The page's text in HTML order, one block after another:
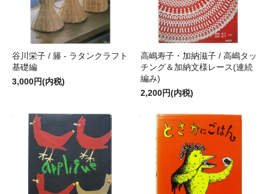
谷川栄子 / 籐 - ラタンクラフト
基礎編
3,000円(内税)
高嶋寿子・加納滋子 / 高嶋タッ
チング＆加納文様レース(連続
編み)
2,200円(内税)